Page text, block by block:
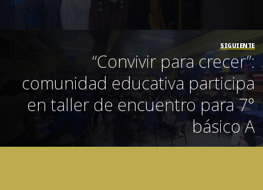
SIGUIENTE
“Convivir para crecer”:
comunidad educativa participa
en taller de encuentro para 7°
básico A